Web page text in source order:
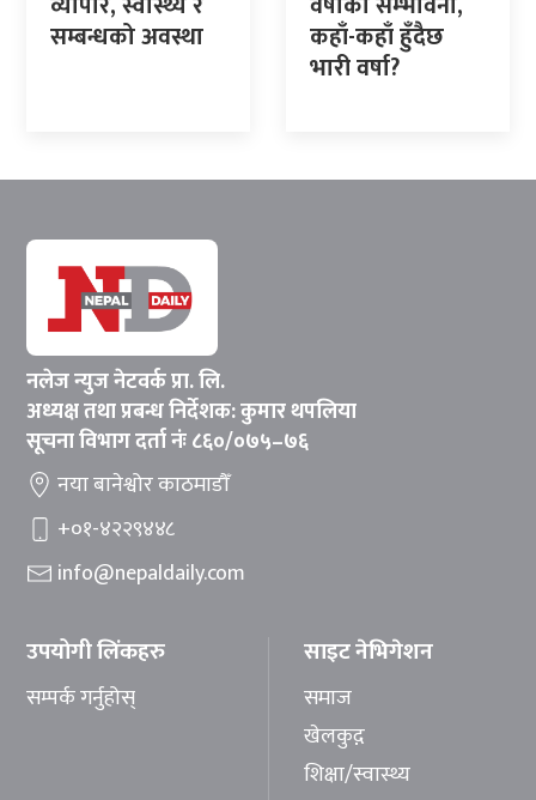
सम्बन्धको अवस्था कहाँ-कहाँ हुँदैछ
भारी वर्षा?
नलेज न्युज नेटवर्क प्रा. लि.
अध्यक्ष तथा प्रबन्ध निर्देशक: कुमार थपलिया
सूचना विभाग दर्ता नंः ८६०/०७५–७६
नया बानेश्वोर काठमाडौँ
+०१-४२२९४४८
info@nepaldaily.com
उपयोगी लिंकहरु
सम्पर्क गर्नुहोस्
साइट नेभिगेशन
समाज
खेलकुद़़
शिक्षा/स्वास्थ्य